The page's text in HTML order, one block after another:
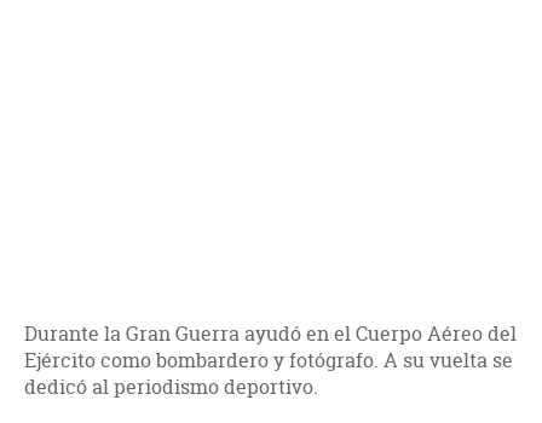
Durante la Gran Guerra ayudó en el Cuerpo Aéreo del
Ejército como bombardero y fotógrafo. A su vuelta se
dedicó al periodismo deportivo.